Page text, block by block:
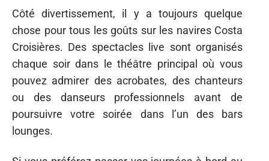
Côté divertissement, il y a toujours quelque
chose pour tous les goûts sur les navires Costa
Croisières. Des spectacles live sont organisés
chaque soir dans le théâtre principal où vous
pouvez admirer des acrobates, des chanteurs
ou des danseurs professionnels avant de
poursuivre votre soirée dans l’un des bars
lounges.